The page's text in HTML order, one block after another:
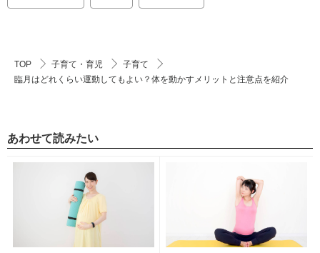
TOP 子育て・育児
子育て
臨月はどれくらい運動してもよい？体を動かすメリットと注意点を紹介
あわせて読みたい